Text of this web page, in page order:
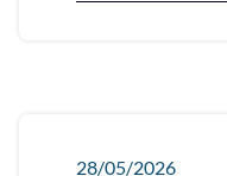
28/05/2026